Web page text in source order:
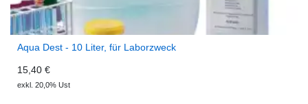
Aqua Dest - 10 Liter, für Laborzweck
15,40 €
exkl. 20,0% Ust